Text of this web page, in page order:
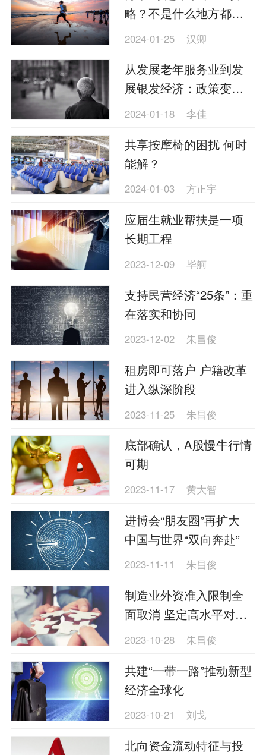
略？不是什么地方都可
以“种草”！
2024-01-25 汉卿
从发展老年服务业到发
展银发经济：政策变化
在哪里？
2024-01-18 李佳
共享按摩椅的困扰 何时
能解？
2024-01-03 方正宇
应届生就业帮扶是一项
长期工程
2023-12-09 毕舸
支持民营经济“25条”：重
在落实和协同
2023-12-02 朱昌俊
租房即可落户 户籍改革
进入纵深阶段
2023-11-25 朱昌俊
底部确认，A股慢牛行情
可期
2023-11-17 黄大智
进博会“朋友圈”再扩大
中国与世界“双向奔赴”
2023-11-11 朱昌俊
制造业外资准入限制全
面取消 坚定高水平对外
开放决心
2023-10-28 朱昌俊
共建“一带一路”推动新型
经济全球化
2023-10-21 刘戈
北向资金流动特征与投